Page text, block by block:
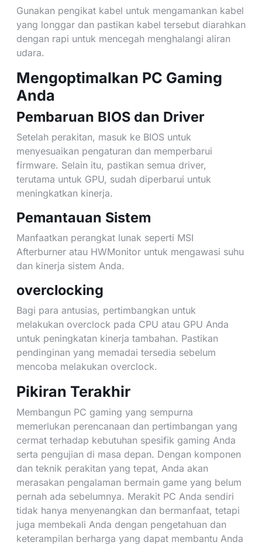
Gunakan pengikat kabel untuk mengamankan kabel
yang longgar dan pastikan kabel tersebut diarahkan
dengan rapi untuk mencegah menghalangi aliran
udara.
Mengoptimalkan PC Gaming
Anda
Pembaruan BIOS dan Driver
Setelah perakitan, masuk ke BIOS untuk
menyesuaikan pengaturan dan memperbarui
firmware. Selain itu, pastikan semua driver,
terutama untuk GPU, sudah diperbarui untuk
meningkatkan kinerja.
Pemantauan Sistem
Manfaatkan perangkat lunak seperti MSI
Afterburner atau HWMonitor untuk mengawasi suhu
dan kinerja sistem Anda.
overclocking
Bagi para antusias, pertimbangkan untuk
melakukan overclock pada CPU atau GPU Anda
untuk peningkatan kinerja tambahan. Pastikan
pendinginan yang memadai tersedia sebelum
mencoba melakukan overclock.
Pikiran Terakhir
Membangun PC gaming yang sempurna
memerlukan perencanaan dan pertimbangan yang
cermat terhadap kebutuhan spesifik gaming Anda
serta pengujian di masa depan. Dengan komponen
dan teknik perakitan yang tepat, Anda akan
merasakan pengalaman bermain game yang belum
pernah ada sebelumnya. Merakit PC Anda sendiri
tidak hanya menyenangkan dan bermanfaat, tetapi
juga membekali Anda dengan pengetahuan dan
keterampilan berharga yang dapat membantu Anda